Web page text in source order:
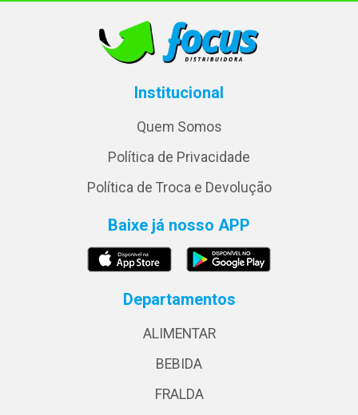
Institucional
Quem Somos
Política de Privacidade
Política de Troca e Devolução
Baixe já nosso APP
Departamentos
ALIMENTAR
BEBIDA
FRALDA